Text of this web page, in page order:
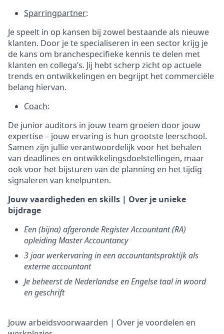
Sparringpartner:
Je speelt in op kansen bij zowel bestaande als nieuwe
klanten. Door je te specialiseren in een sector krijg je
de kans om branchespecifieke kennis te delen met
klanten en collega’s. Jij hebt scherp zicht op actuele
trends en ontwikkelingen en begrijpt het commerciële
belang hiervan.
Coach:
De junior auditors in jouw team groeien door jouw
expertise – jouw ervaring is hun grootste leerschool.
Samen zijn jullie verantwoordelijk voor het behalen
van deadlines en ontwikkelingsdoelstellingen, maar
ook voor het bijsturen van de planning en het tijdig
signaleren van knelpunten.
Jouw vaardigheden en skills | Over je unieke
bijdrage
Een (bijna) afgeronde Register Accountant (RA)
opleiding Master Accountancy
3 jaar werkervaring in een accountantspraktijk als
externe accountant
Je beheerst de Nederlandse en Engelse taal in woord
en geschrift
Jouw arbeidsvoorwaarden | Over je voordelen en